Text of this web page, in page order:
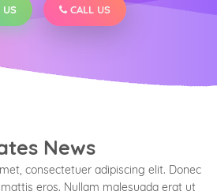
CALL US
News
consectetuer adipiscing elit. Donec
eros. Nullam malesuada erat ut